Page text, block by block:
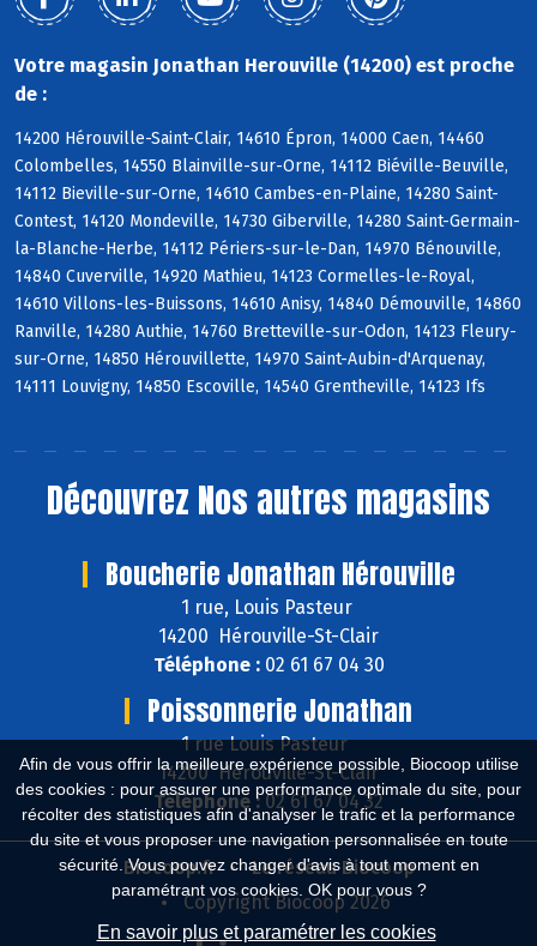
Afin de vous offrir la meilleure expérience possible, Biocoop utilise
des cookies : pour assurer une performance optimale du site, pour
récolter des statistiques afin d'analyser le trafic et la performance
du site et vous proposer une navigation personnalisée en toute
sécurité. Vous pouvez changer d'avis à tout moment en
paramétrant vos cookies. OK pour vous ?
En savoir plus et paramétrer les cookies
Votre magasin Jonathan Herouville (14200) est proche
de :
14200 Hérouville-Saint-Clair, 14610 Épron, 14000 Caen, 14460
Colombelles, 14550 Blainville-sur-Orne, 14112 Biéville-Beuville,
14112 Bieville-sur-Orne, 14610 Cambes-en-Plaine, 14280 Saint-
Contest, 14120 Mondeville, 14730 Giberville, 14280 Saint-Germain-
la-Blanche-Herbe, 14112 Périers-sur-le-Dan, 14970 Bénouville,
14840 Cuverville, 14920 Mathieu, 14123 Cormelles-le-Royal,
14610 Villons-les-Buissons, 14610 Anisy, 14840 Démouville, 14860
Ranville, 14280 Authie, 14760 Bretteville-sur-Odon, 14123 Fleury-
sur-Orne, 14850 Hérouvillette, 14970 Saint-Aubin-d'Arquenay,
14111 Louvigny, 14850 Escoville, 14540 Grentheville, 14123 Ifs
Découvrez Nos autres magasins
Boucherie Jonathan Hérouville
1 rue, Louis Pasteur
14200 Hérouville-St-Clair
Téléphone :02 61 67 04 30
Poissonnerie Jonathan
1 rue Louis Pasteur
14200 Hérouville-St-Clair
Téléphone :02 61 67 04 32
Biocoop.fr
Le réseau Biocoop
Copyright Biocoop 2026